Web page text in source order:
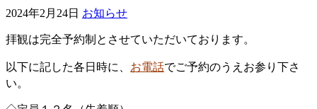
2024年2月24日 お知らせ
拝観は完全予約制とさせていただいております。
以下に記した各日時に、 お電話でご予約のうえお参り下さ
い。